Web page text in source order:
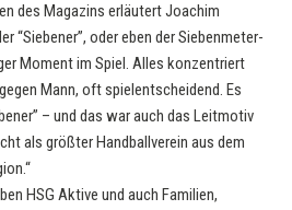
des Magazins erläutert Joachim
“Siebener”, oder eben der Siebenmeter-
Moment im Spiel. Alles konzentriert
Mann, oft spielentscheidend. Es
– und das war auch das Leitmotiv
als größter Handballverein aus dem
HSG Aktive und auch Familien,